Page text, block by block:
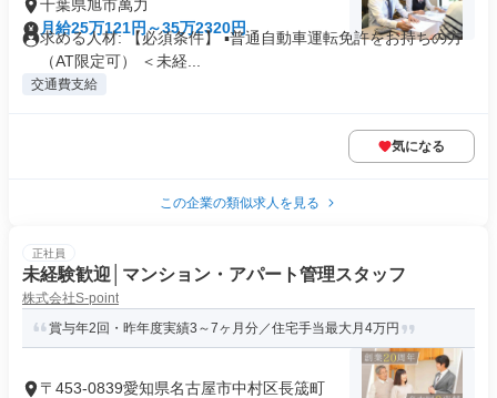
千葉県旭市萬力
月給25万121円～35万2320円
求める人材: 【必須条件】 ▪普通自動車運転免許をお持ちの方
（AT限定可） ＜未経...
交通費支給
気になる
この企業の類似求人を見る
正社員
未経験歓迎│マンション・アパート管理スタッフ
株式会社S-point
賞与年2回・昨年度実績3～7ヶ月分／住宅手当最大月4万円
〒453-0839愛知県名古屋市中村区長筬町